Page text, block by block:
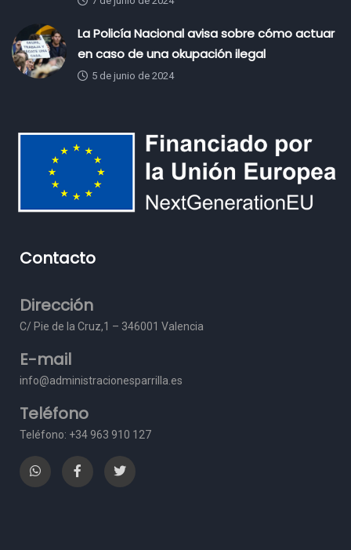
La Policía Nacional avisa sobre cómo actuar
en caso de una okupación ilegal
5 de junio de 2024
Contacto
Dirección
C/ Pie de la Cruz,1 – 346001 Valencia
E-mail
info@administracionesparrilla.es
Teléfono
Teléfono: +34 963 910 127